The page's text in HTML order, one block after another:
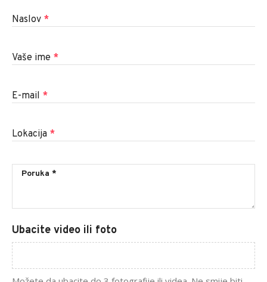
Naslov *
Vaše ime *
E-mail *
Lokacija *
Ubacite video ili foto